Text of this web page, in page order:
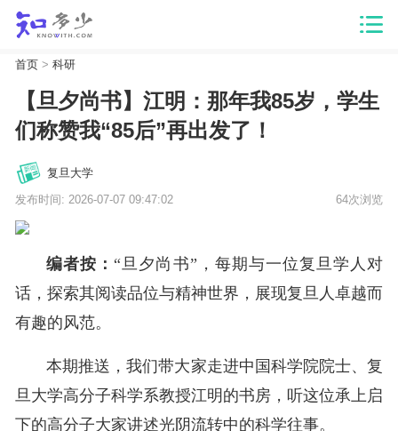
首页> 科研
【旦夕尚书】江明：那年我85岁，学生
们称赞我“85后”再出发了！
复旦大学
发布时间: 2026-07-07 09:47:02 64次浏览
编者按： “旦夕尚书”，每期与一位复旦学人对
话，探索其阅读品位与精神世界，展现复旦人卓越而
有趣的风范。
本期推送，我们带大家走进中国科学院院士、复
旦大学高分子科学系教授江明的书房，听这位承上启
下的高分子大家讲述光阴流转中的科学往事。